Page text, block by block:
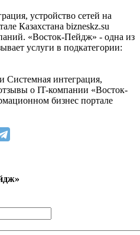
устройство сетей на
Казахстана bizneskz.su
«Восток-Пейдж» - одна из
услуги в подкатегории:
интеграция,
о IT-компании «Восток-
бизнес портале